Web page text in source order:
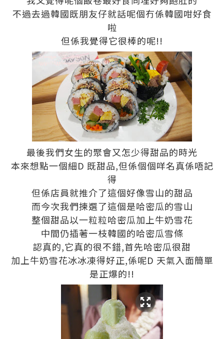
不過去過韓國既朋友仔就話呢個冇係韓國咁好食
啦
但係我覺得它很棒的呢!!
最後我們女生的聚會又怎少得甜品的時光
本來想點一個細D 既甜品,但係個個咩名真係唔記
得
但係店員就推介了這個好像雪山的甜品
而今次我們揀選了這個是哈密瓜的雪山
整個甜品以一粒粒哈密瓜加上牛奶雪花
中間仍插著一枝韓國的哈密瓜雪條
認真的,它真的很不錯,首先哈密瓜很甜
加上牛奶雪花冰冰凍得好正,係呢D 天氣入面簡單
是正爆的!!